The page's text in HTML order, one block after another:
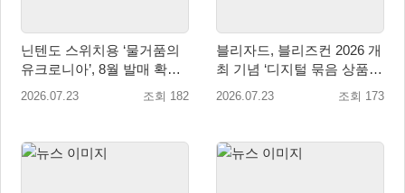
닌텐도 스위치용 ‘물거품의
유크로니아’, 8월 발매 확
정… 무료 체험판과 사전예
2026.07.23 조회 182
블리자드, 블리즈컨 2026 개
최 기념 ‘디지털 묶음 상품’
공개
2026.07.23 조회 173